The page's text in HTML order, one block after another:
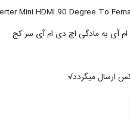
Mini HDMI 90 Degree To
آی به مادگی اچ دی ام آی سر کج
ارسال میگردد√